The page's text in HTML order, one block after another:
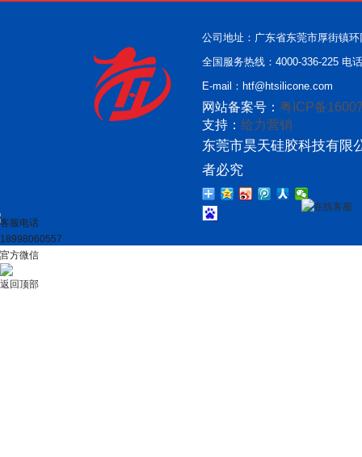
公司地址：广东省东莞市厚街镇
全国服务热线：4000-336-225 电
E-mail：htf@htsilicone.com
网站备案号： 粤ICP备
支持： 给力营销
东莞市昊天硅胶科技有限
者必究
在线客服
客服电话
18998060557
官方微信
返回顶部